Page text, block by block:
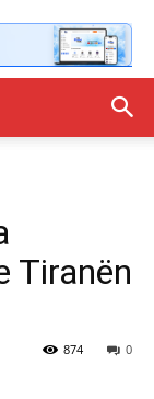
Tiranën
0
874